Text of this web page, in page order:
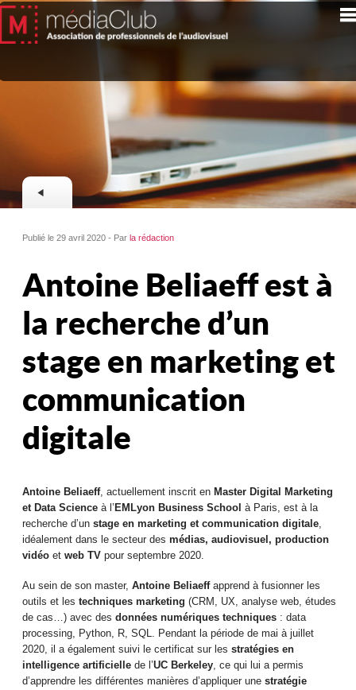
Publié le 29 avril 2020 - Parla rédaction
Antoine Beliaeff est à
la recherche d’un
stage en marketing et
communication
digitale
Antoine Beliaeff, actuellement inscrit en Master Digital Marketing
et Data Science à l’ EMLyon Business School à Paris, est à la
recherche d’unstage en marketing et communication digitale,
idéalement dans le secteur desmédias, audiovisuel, production
vidéo etweb TV pour septembre 2020.
Au sein de son master,Antoine Beliaeffapprend à fusionner les
outils et lestechniques marketing (CRM, UX, analyse web, études
de cas…) avec desdonnées numériques techniques : data
processing, Python, R, SQL. Pendant la période de mai à juillet
2020, il a également suivi le certificat sur lesstratégies en
intelligence artificielle de l’UC Berkeley, ce qui lui a permis
d’apprendre les différentes manières d’appliquer unestratégie